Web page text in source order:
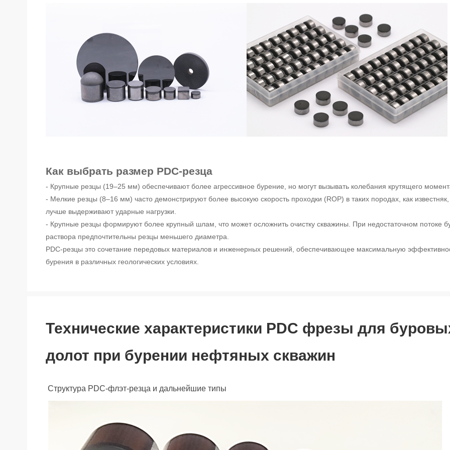
Как выбрать размер PDC-резца
- Крупные резцы (19–25 мм) обеспечивают более агрессивное бурение, но могут вызывать колебания крутящего
- Мелкие резцы (8–16 мм) часто демонстрируют более высокую скорость проходки (ROP) в таких породах, как известняк,
лучше выдерживают ударные нагрузки.
- Крупные резцы формируют более крупный шлам, что может осложнить очистку скважины. При недостаточном потоке
раствора предпочтительны резцы меньшего диаметра.
PDC-резцы это сочетание передовых материалов и инженерных решений, обеспечивающее максимальную
бурения в различных геологических условиях.
Технические характеристики PDC фрезы для
долот при бурении нефтяных скважин
Структура PDC-флэт-резца и дальнейшие типы